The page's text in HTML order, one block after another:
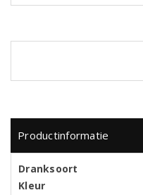
Productinformatie
Dranksoort
Kleur